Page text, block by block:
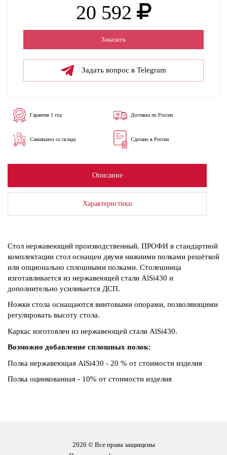
20 592
Заказать
Задать вопрос в Telegram
Гарантия 1 год Доставка по России
Самовывоз со склада Сделано в России
Описание
Характеристики
Стол нержавеющий производственный. ПРОФИ в стандартной
комплектации стол оснащен двумя нижними полками решёткой
или опционально сплошными полками. Столешница
изготавливается из нержавеющей стали AlSi430 и
дополнительно усиливается ДСП.
Ножки стола оснащаются винтовыми опорами, позволяющими
регулировать высоту стола.
Каркас изготовлен из нержавеющей стали AlSi430.
Возможно добавление сплошных полок:
Полка нержавеющая AlSi430 - 20 % от стоимости изделия
Полка оцинкованная - 10% от стоимости изделия
2026 © Все права защищены